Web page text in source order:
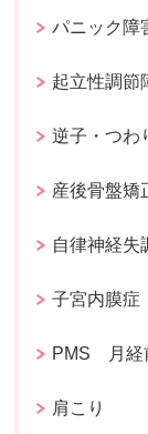
パニック障
起立性調節
逆子・つわ
産後骨盤矯
自律神経失
子宮内膜症
PMS 月経
肩こり